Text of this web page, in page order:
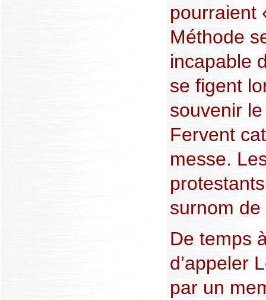
pourraient
Méthode
incapable
se figent
souvenir
Fervent
messe.
surnom de
De temps
d’appeler
par un